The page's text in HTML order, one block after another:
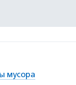
мусора